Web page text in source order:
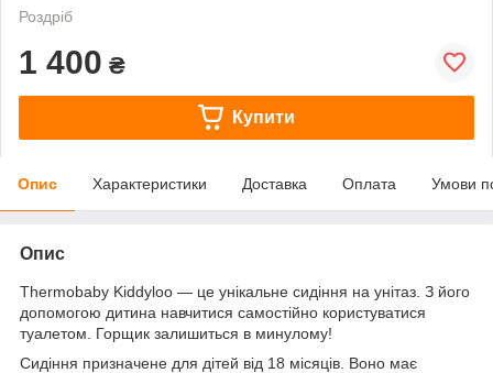
Роздріб
1 400 ₴
Купити
Опис Характеристики Доставка Оплата Умови
Опис
Thermobaby Kiddyloo — це унікальне сидіння на унітаз. З його
допомогою дитина навчитися самостійно користуватися
туалетом. Горщик залишиться в минулому!
Сидіння призначене для дітей від 18 місяців. Воно має